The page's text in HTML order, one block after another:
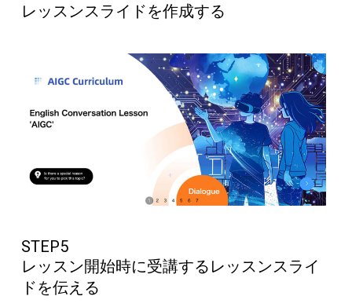
レッスンスライドを作成する
STEP5
レッスン開始時に受講するレッスンスライ
ドを伝える